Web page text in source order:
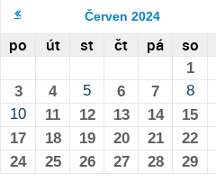
Červen 2024
po út st čt pá so
1
3
4 5 6 7 8
10
11 12 13 14 15
17
18 19 20 21 22
24
25 26 27 28 29